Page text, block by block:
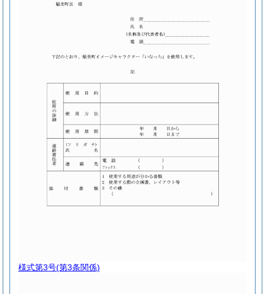
様式第3号(第3条関係)